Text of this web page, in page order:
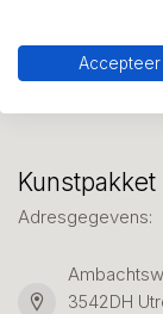
Adresgegevens:
3542DH
Accepteer